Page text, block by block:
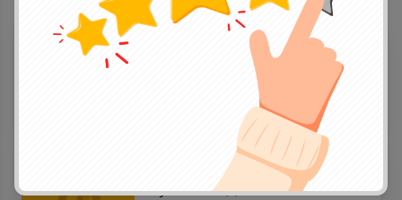
ІНШІ СТРАВИ
Karavan, Кловский спуск, 10
0.9 км
Кока-Кола, Кока-кола лайт
0,0
(0)